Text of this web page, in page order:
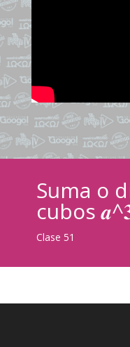
Suma o
cubos
Clase 51